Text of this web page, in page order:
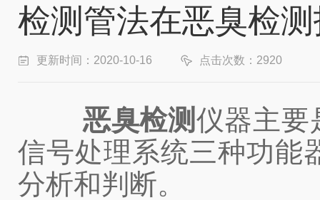
检测管法在恶臭检
更新时间：2020-10-16 点击次数：2920
恶臭检测仪器主要
信号处理系统三种功能
分析和判断。